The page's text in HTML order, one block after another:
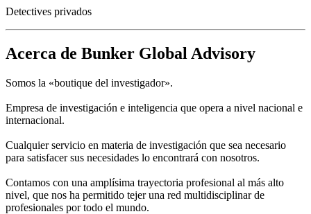
Detectives privados
Acerca de Bunker Global Advisory
Somos la «boutique del investigador».
Empresa de investigación e inteligencia que opera a nivel nacional e
internacional.
Cualquier servicio en materia de investigación que sea necesario
para satisfacer sus necesidades lo encontrará con nosotros.
Contamos con una amplísima trayectoria profesional al más alto
nivel, que nos ha permitido tejer una red multidisciplinar de
profesionales por todo el mundo.